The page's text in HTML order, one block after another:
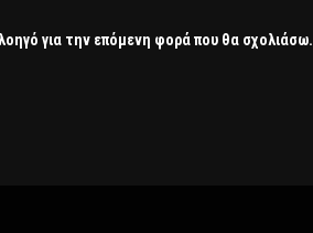
για την επόμενη φορά που θα σχολιάσω.